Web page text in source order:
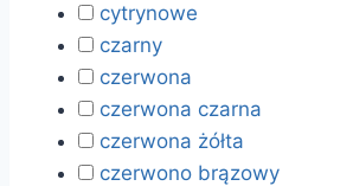
cytrynowe
czarny
czerwona
czerwona czarna
czerwona żółta
czerwono brązowy